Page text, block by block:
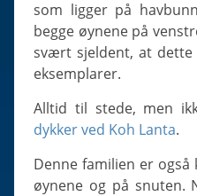
Slugs & Snails
Sea Stars, Urchins & Sea
Clams & Oysters
Bristle Worms
som ligger på
begge øynene på
svært sjeldent, at
eksemplarer.
Alltid til stede, men
dykker ved Koh Lanta.
Denne familien er også kjent for å ha pigger nær
øynene og på snuten.